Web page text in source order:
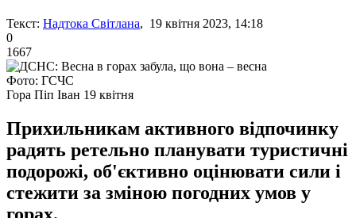
Текст: Надтока Світлана, 19 квітня 2023, 14:18
0
1667
Фото: ГСЧС
Гора Піп Іван 19 квітня
Прихильникам активного відпочинку
радять ретельно планувати туристичні
подорожі, об'єктивно оцінювати сили і
стежити за зміною погодних умов у
горах.